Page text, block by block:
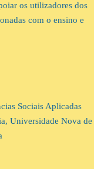
os utilizadores dos
com o ensino e
Sociais Aplicadas
Universidade Nova de